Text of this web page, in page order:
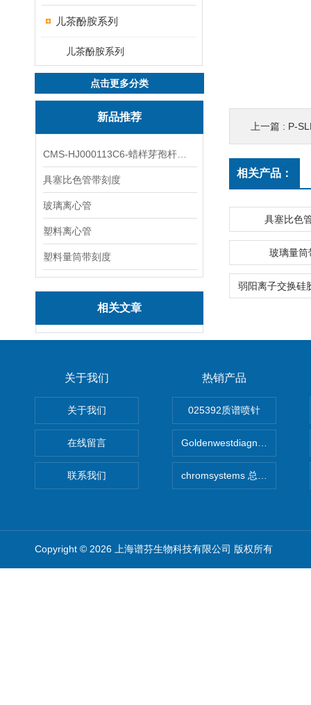
儿茶酚胺系列
儿茶酚胺系列
点击更多分类
新品推荐
具塞比色管带刻度
玻璃离心管
塑料离心管
塑料量筒带刻度
相关文章
上一篇 : P-
相关产品：
具塞比色
玻璃量筒
关于我们
关于我们
在线留言
联系我们
热销产品
025392质谱喷针
Goldenwestdiagnostics总代
chromsystems 总代理
Copyright © 2026 上海谱芬生物科技有限公司 版权所有